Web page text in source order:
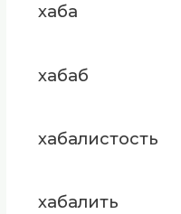
хаба
хабаб
хабалистость
хабалить